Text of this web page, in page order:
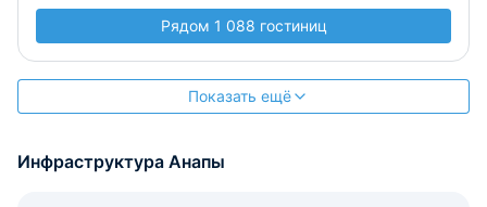
Рядом 1 088 гостиниц
Показать ещё
Инфраструктура Анапы